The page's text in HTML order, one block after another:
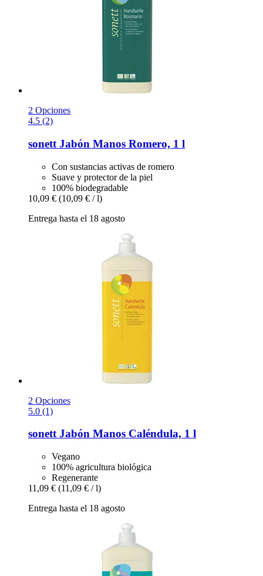
2 Opciones
4.5 (2)
sonett Jabón Manos Romero, 1 l
Con sustancias activas de romero
Suave y protector de la piel
100% biodegradable
10,09 € (10,09 € / l)
Entrega hasta el 18 agosto
2 Opciones
5.0 (1)
sonettJabón Manos Caléndula, 1 l
Vegano
100% agricultura biológica
Regenerante
11,09 € (11,09 € / l)
Entrega hasta el 18 agosto